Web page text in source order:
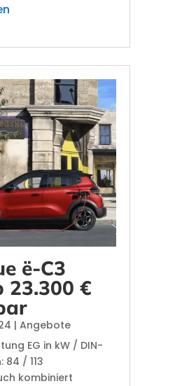
ë-C3
23.300 €
| Angebote
EG in kW / DIN-
84 / 113
kombiniert